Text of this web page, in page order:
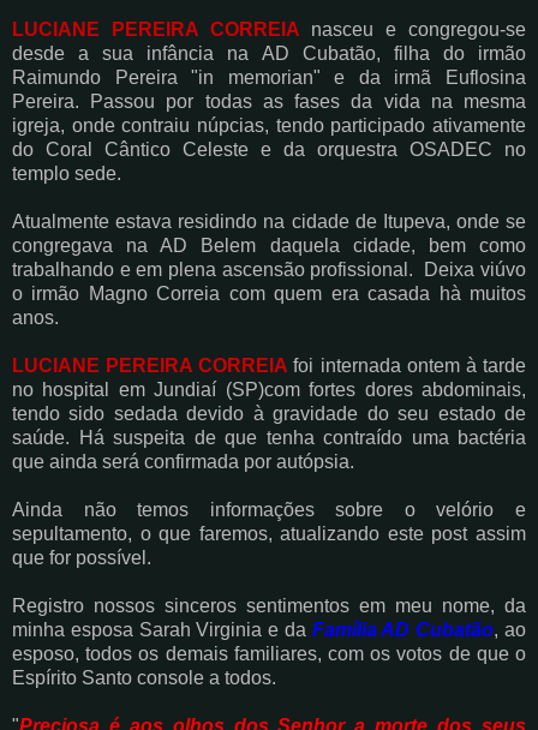
LUCIANE PEREIRA CORREIA nasceu e congregou-se
desde a sua infância na AD Cubatão, filha do irmão
Raimundo Pereira "in memorian" e da irmã Euflosina
Pereira. Passou por todas as fases da vida na mesma
igreja, onde contraiu núpcias, tendo participado ativamente
do Coral Cântico Celeste e da orquestra OSADEC no
templo sede.
Atualmente estava residindo na cidade de Itupeva, onde se
congregava na AD Belem daquela cidade, bem como
trabalhando e em plena ascensão profissional. Deixa viúvo
o irmão Magno Correia com quem era casada hà muitos
anos.
LUCIANE PEREIRA CORREIAfoi internada ontem à tarde
no hospital em Jundiaí (SP)com fortes dores abdominais,
tendo sido sedada devido à gravidade do seu estado de
saúde. Há suspeita de que tenha contraído uma bactéria
que ainda será confirmada por autópsia.
Ainda não temos informações sobre o velório e
sepultamento, o que faremos, atualizando este post assim
que for possível.
Registro nossos sinceros sentimentos em meu nome, da
minha esposa Sarah Virginia e da Família AD Cubatão, ao
esposo, todos os demais familiares, com os votos de que o
Espírito Santo console a todos.